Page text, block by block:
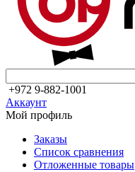
+972 9-882-1001
Аккаунт
Мой профиль
Заказы
Список сравнения
Отложенные товары